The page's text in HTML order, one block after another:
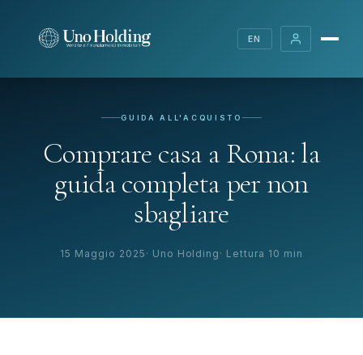
EN
GUIDA ALL'ACQUISTO
Comprare casa a Roma: la
guida completa per non
sbagliare
15 Maggio 2025 Uno Holding Lettura 10 min